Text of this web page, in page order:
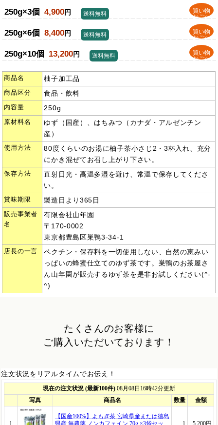
250g×3個 4,900円
買い物
かごへ
送料無料
250g×6個 8,400円
買い物
かごへ
送料無料
250g×10個 13,200円
買い物
かごへ
送料無料
商品名 柚子加工品
商品区分 食品・飲料
内容量 250g
原材料名
ゆず（国産）、はちみつ（カナダ・アルゼンチン
産）
使用方法
80度くらいのお湯に柚子茶小さじ2・3杯入れ、充分
にかき混ぜてお召し上がり下さい。
保存方法
直射日光・高温多湿を避け、常温で保存してくださ
い。
賞味期限 製造日より365日
販売事業者
名
有限会社山年園
〒170-0002
東京都豊島区巣鴨3-34-1
店長の一言
ペクチン・保存料を一切使用しない、自然の恵みい
っぱいの蜂蜜仕立てのゆず茶です。巣鴨のお茶屋さ
ん山年園が販売するゆず茶を是非お試しください(^-
^)
たくさんのお客様に
ご購入いただいております！
注文状況をリアルタイムでお伝え！